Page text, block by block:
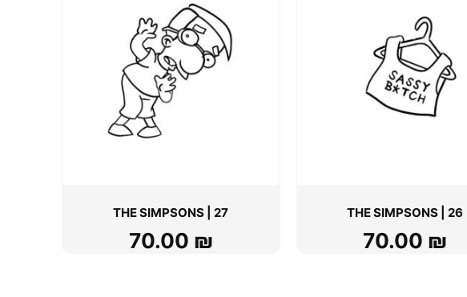
THE SIMPSONS | 26
70.00 ₪
THE SIMPSONS | 27
70.00 ₪